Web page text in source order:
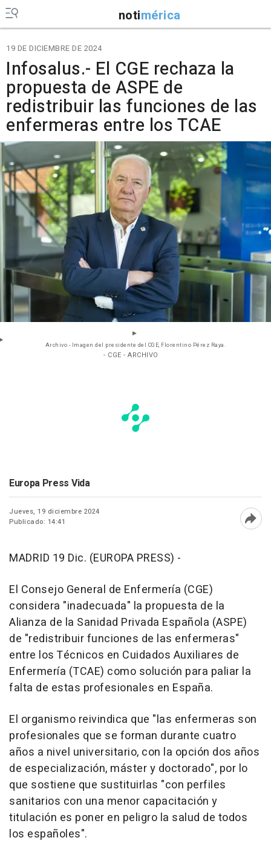
notimérica
19 DE DICIEMBRE DE 2024
Infosalus.- El CGE rechaza la
propuesta de ASPE de
redistribuir las funciones de las
enfermeras entre los TCAE
Archivo - Imagen del presidente del CGE, Florentino Pérez Raya.
- CGE - ARCHIVO
Europa Press Vida
Jueves, 19 diciembre 2024
Publicado: 14:41
MADRID 19 Dic. (EUROPA PRESS) -
El Consejo General de Enfermería (CGE)
considera "inadecuada" la propuesta de la
Alianza de la Sanidad Privada Española (ASPE)
de "redistribuir funciones de las enfermeras"
entre los Técnicos en Cuidados Auxiliares de
Enfermería (TCAE) como solución para paliar la
falta de estas profesionales en España.
El organismo reivindica que "las enfermeras son
profesionales que se forman durante cuatro
años a nivel universitario, con la opción dos años
de especialización, máster y doctorado", por lo
que sostiene que sustituirlas "con perfiles
sanitarios con una menor capacitación y
titulación es poner en peligro la salud de todos
los españoles".